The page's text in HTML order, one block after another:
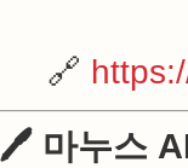
🔗
🖊️ 마누스